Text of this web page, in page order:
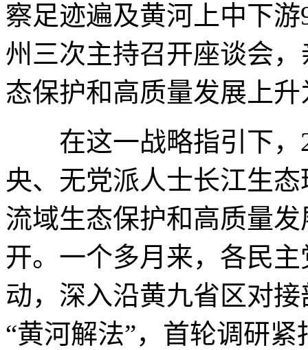
察足迹遍及黄河上中下
州三次主持召开座谈会
态保护和高质量发展上
在这一战略指引下，
央、无党派人士长江生
流域生态保护和高质量
开。一个多月来，各民
动，深入沿黄九省区对
“黄河解法”，首轮调研